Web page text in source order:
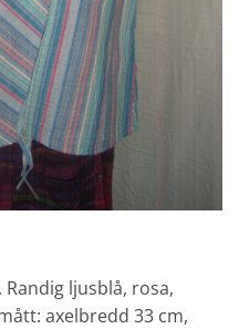
ljusblå, rosa,
axelbredd 33 cm,